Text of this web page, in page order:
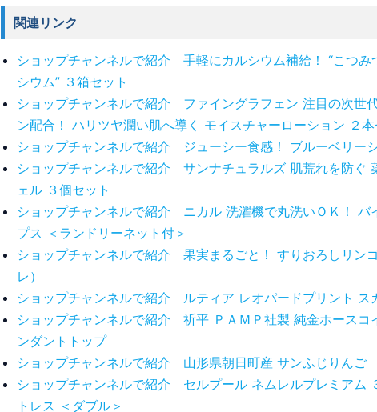
関連リンク
ショップチャンネルで紹介 手軽にカルシウム補給！ “こつみ
シウム” ３箱セット
ショップチャンネルで紹介 ファイングラフェン 注目の次世
ン配合！ ハリツヤ潤い肌へ導く モイスチャーローション ２本
ショップチャンネルで紹介 ジューシー食感！ ブルーベリー
ショップチャンネルで紹介 サンナチュラルズ 肌荒れを防ぐ
ェル ３個セット
ショップチャンネルで紹介 ニカル 洗濯機で丸洗いＯＫ！ バ
プス ＜ランドリーネット付＞
ショップチャンネルで紹介 果実まるごと！ すりおろしリン
レ）
ショップチャンネルで紹介 ルティア レオパードプリント ス
ショップチャンネルで紹介 祈平 ＰＡＭＰ社製 純金ホースコ
ンダントトップ
ショップチャンネルで紹介 山形県朝日町産 サンふじりんご
ショップチャンネルで紹介 セルプール ネムレルプレミアム
トレス ＜ダブル＞